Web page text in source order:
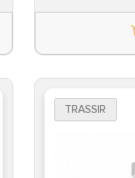
TRASSIR